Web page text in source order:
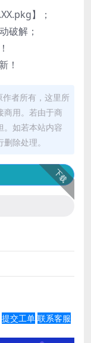
】；
破解；
！
者所有，这里所
商用。若由于商
。如若本站内容
除处理。
下载
提交工单 联系客服